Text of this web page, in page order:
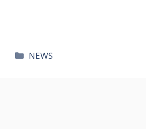
카
NEWS